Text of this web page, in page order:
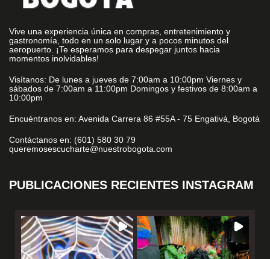
Vive una experiencia única en compras, entretenimiento y
gastronomía, todo en un solo lugar y a pocos minutos del
aeropuerto. ¡Te esperamos para despegar juntos hacia
momentos inolvidables!
Visítanos: De lunes a jueves de 7:00am a 10:00pm Viernes y
sábados de 7:00am a 11:00pm Domingos y festivos de 8:00am a
10:00pm
Encuéntranos en: Avenida Carrera 86 #55A - 75 Engativá, Bogotá
Contáctanos en: (601) 580 30 79
queremosescucharte@nuestrobogota.com
PUBLICACIONES RECIENTES INSTAGRAM